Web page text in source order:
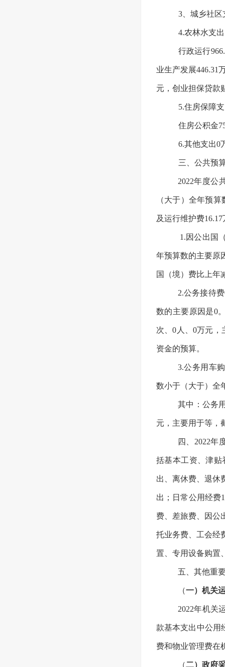
3、城乡社区
4.农林水支
行政运行
业生产发展446.31
元，创业担保贷款
5.住房保障
住房公积金
6.其他支出0
三、公共预
2022年度公
（大于）全年预
及运行维护费
1.因公出国
年预算数的主要原
国（境）费比上年
2.公务接待
数的主要原因是0
次、0人、0万元，
资金的预算。
3.公务用车
数小于（大于）全
其中：公务
元，主要用于等，
四、2022年
括基本工资、津贴
出、离休费、退休
出；日常公用经费
费、差旅费、因公
托业务费、工会经
置、专用设备购置
五、其他重
（一）机关
2022年机关
款基本支出中公用
费和物业管理费在
（二）政府